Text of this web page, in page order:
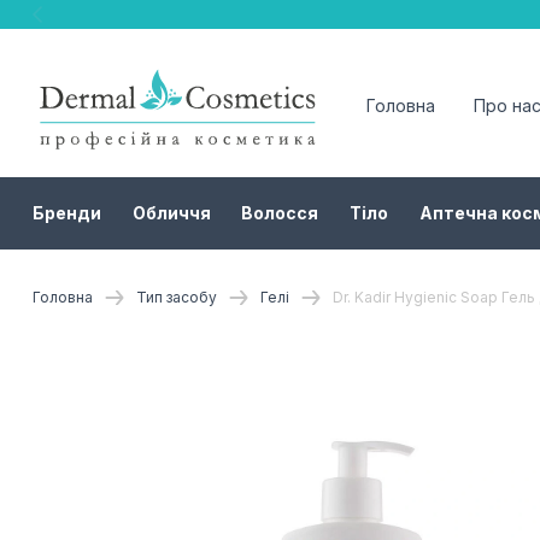
Головна Про нас
Бренди Обличчя Волосся Тіло Аптечна
Головна Тип засобу Гелі Dr. Kadir Hygienic Soap Гель